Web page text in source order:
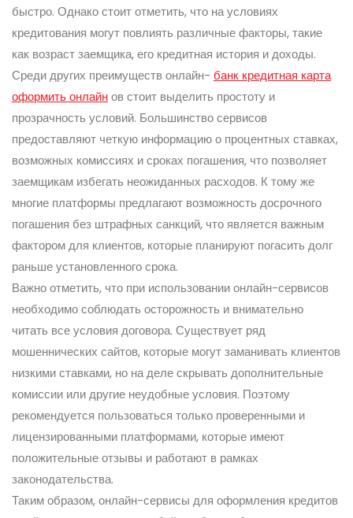
быстро. Однако стоит отметить, что на условиях
кредитования могут повлиять различные факторы, такие
как возраст заемщика, его кредитная история и доходы.
Среди других преимуществ онлайн- банк кредитная карта
оформить онлайнов стоит выделить простоту и
прозрачность условий. Большинство сервисов
предоставляют четкую информацию о процентных ставках,
возможных комиссиях и сроках погашения, что позволяет
заемщикам избегать неожиданных расходов. К тому же
многие платформы предлагают возможность досрочного
погашения без штрафных санкций, что является важным
фактором для клиентов, которые планируют погасить долг
раньше установленного срока.
Важно отметить, что при использовании онлайн-сервисов
необходимо соблюдать осторожность и внимательно
читать все условия договора. Существует ряд
мошеннических сайтов, которые могут заманивать клиентов
низкими ставками, но на деле скрывать дополнительные
комиссии или другие неудобные условия. Поэтому
рекомендуется пользоваться только проверенными и
лицензированными платформами, которые имеют
положительные отзывы и работают в рамках
законодательства.
Таким образом, онлайн-сервисы для оформления кредитов